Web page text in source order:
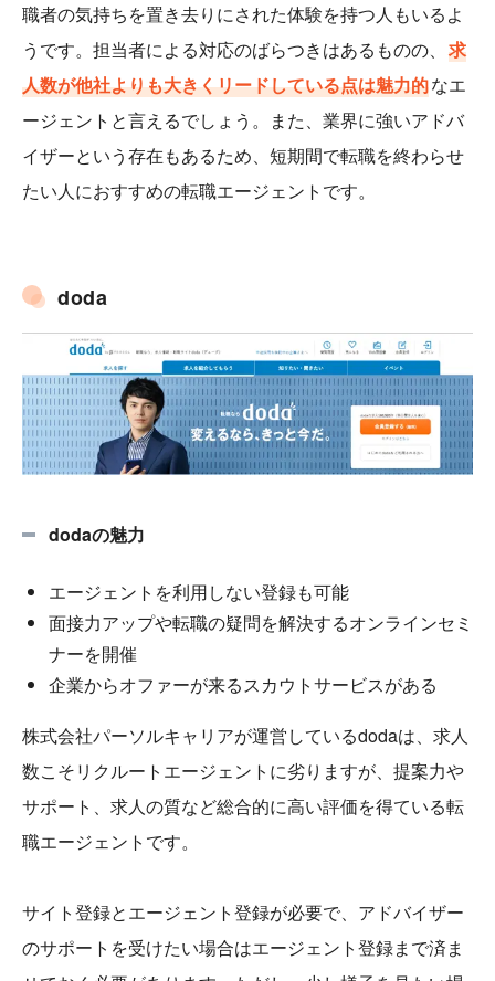
職者の気持ちを置き去りにされた体験を持つ人もいるよ
うです。担当者による対応のばらつきはあるものの、 求
人数が他社よりも大きくリードしている点は魅力的なエ
ージェントと言えるでしょう。また、業界に強いアドバ
イザーという存在もあるため、短期間で転職を終わらせ
たい人におすすめの転職エージェントです。
doda
dodaの魅力
エージェントを利用しない登録も可能
面接力アップや転職の疑問を解決するオンラインセミ
ナーを開催
企業からオファーが来るスカウトサービスがある
株式会社パーソルキャリアが運営しているdodaは、求人
数こそリクルートエージェントに劣りますが、提案力や
サポート、求人の質など総合的に高い評価を得ている転
職エージェントです。
サイト登録とエージェント登録が必要で、アドバイザー
のサポートを受けたい場合はエージェント登録まで済ま